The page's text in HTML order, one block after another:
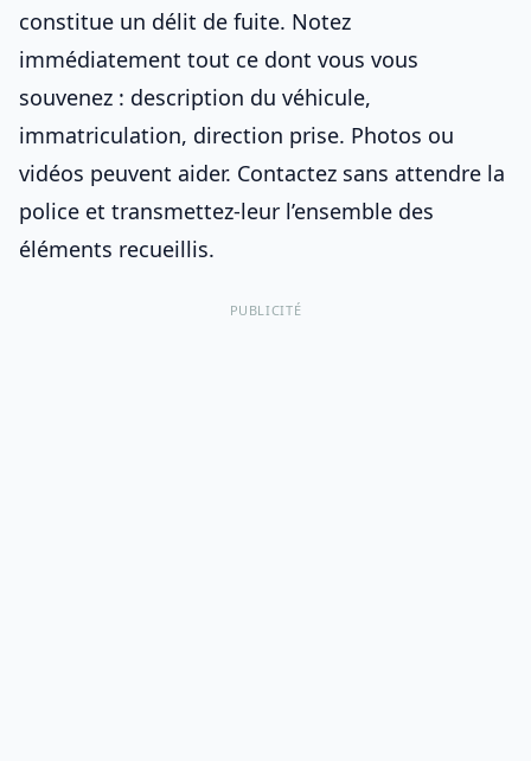
constitue un délit de fuite. Notez
immédiatement tout ce dont vous vous
souvenez : description du véhicule,
immatriculation, direction prise. Photos ou
vidéos peuvent aider. Contactez sans attendre la
police et transmettez-leur l’ensemble des
éléments recueillis.
PUBLICITÉ